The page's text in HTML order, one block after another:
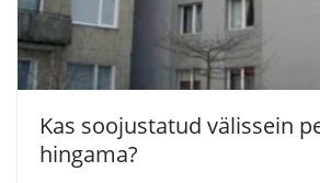
Kas soojustatud välissein
hingama?